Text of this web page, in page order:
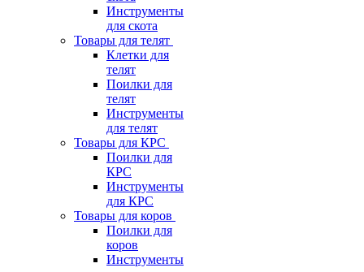
Инструменты
для скота
Товары для телят
Клетки для
телят
Поилки для
телят
Инструменты
для телят
Товары для КРС
Поилки для
КРС
Инструменты
для КРС
Товары для коров
Поилки для
коров
Инструменты